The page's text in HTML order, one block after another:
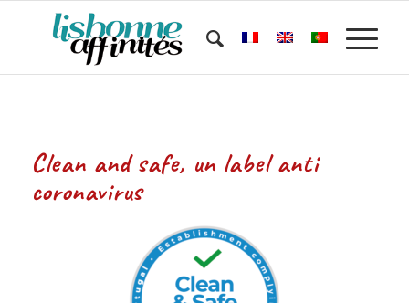
Clean and safe, un label anti
coronavirus